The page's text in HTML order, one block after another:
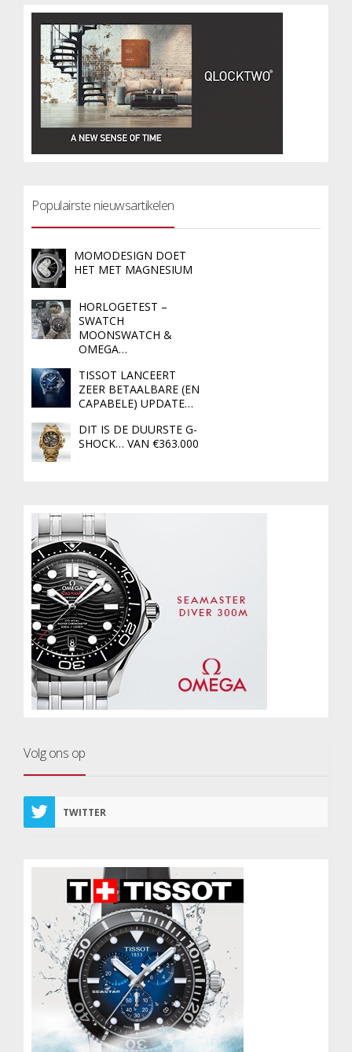
Populairste nieuwsartikelen
MOMODESIGN DOET
HET MET MAGNESIUM
HORLOGETEST –
SWATCH
MOONSWATCH &
OMEGA…
TISSOT LANCEERT
ZEER BETAALBARE (EN
CAPABELE) UPDATE…
DIT IS DE DUURSTE G-
SHOCK… VAN €363.000
Volg ons op
TWITTER